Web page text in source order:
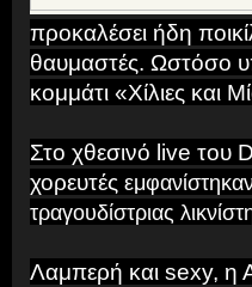
προκαλέσει ήδη
θαυμαστές. Ωστόσο
κομμάτι «Χίλιες και
Στο χθεσινό live του
χορευτές
τραγουδίστριας
Λαμπερή και sexy, η